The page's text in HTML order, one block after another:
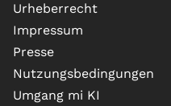
Urheberrecht
Impressum
Presse
Nutzungsbedingungen
Umgang mi KI